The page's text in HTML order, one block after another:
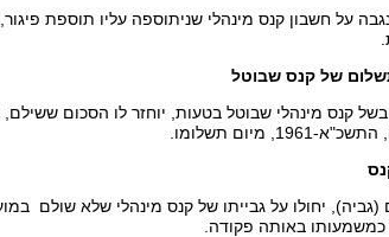
על חשבון קנס מינהלי שניתוספה עליו תוספת
קנס מינהלי שבוטל בטעות, יוחזר לו הסכום
מיום תשלומו.
יחולו על גבייתו של קנס מינהלי שלא שולם
כמשמעותו באותה פקודה.